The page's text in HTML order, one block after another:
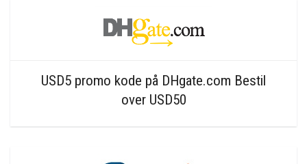
USD5 promo kode på DHgate.com Bestil
over USD50